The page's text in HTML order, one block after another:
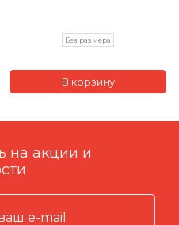
Без размера
на акции и